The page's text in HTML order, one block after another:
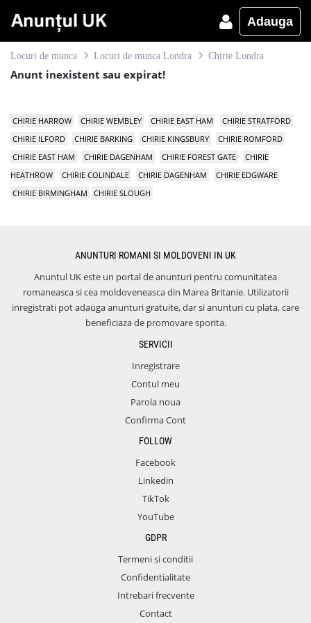
Adauga
Locuri de munca Locuri de munca Londra Chirie Londra
Anunt inexistent sau expirat!
CHIRIE HARROW CHIRIE WEMBLEY CHIRIE EAST HAM
CHIRIE STRATFORD
CHIRIE ILFORD
CHIRIE BARKING CHIRIE KINGSBURY
CHIRIE ROMFORD
CHIRIE EAST HAM
CHIRIE DAGENHAM CHIRIE FOREST GATE
CHIRIE
HEATHROW
CHIRIE COLINDALE CHIRIE DAGENHAM
CHIRIE EDGWARE
CHIRIE BIRMINGHAM
CHIRIE SLOUGH
ANUNTURI ROMANI SI MOLDOVENI IN UK
Anuntul UK este un portal de anunturi pentru comunitatea
romaneasca si cea moldoveneasca din Marea Britanie. Utilizatorii
inregistrati pot adauga anunturi gratuite, dar si anunturi cu plata, care
beneficiaza de promovare sporita.
SERVICII
Inregistrare
Contul meu
Parola noua
Confirma Cont
FOLLOW
Facebook
Linkedin
TikTok
YouTube
GDPR
Termeni si conditii
Confidentialitate
Intrebari frecvente
Contact